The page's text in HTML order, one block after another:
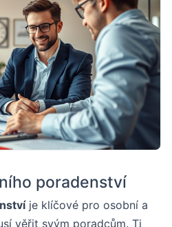
poradenství
je klíčové pro osobní a
věřit svým poradcům. Ti